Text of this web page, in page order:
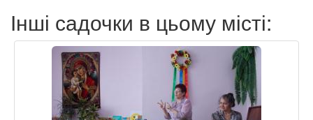
Інші садочки в цьому місті: